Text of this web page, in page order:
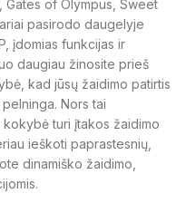
of Olympus, Sweet
pasirodo daugelyje
įdomias funkcijas ir
daugiau žinosite prieš
kad jūsų žaidimo patirtis
Nors tai
turi įtakos žaidimo
ieškoti paprastesnių,
dinamiško žaidimo,